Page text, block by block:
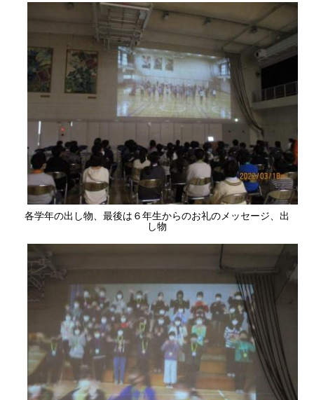
各学年の出し物、最後は６年生からのお礼のメッセージ、出
し物